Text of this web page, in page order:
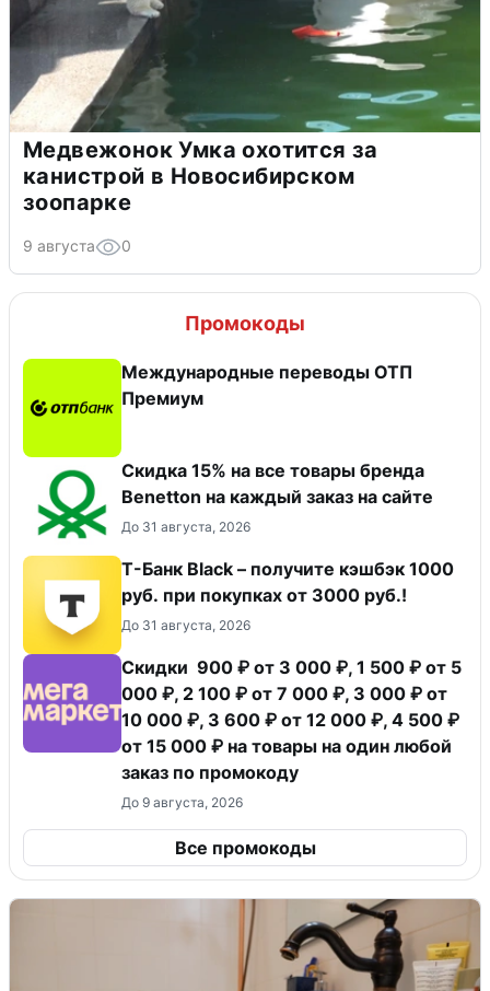
Медвежонок Умка охотится за
канистрой в Новосибирском
зоопарке
9 августа 0
Промокоды
Международные переводы ОТП
Премиум
Скидка 15% на все товары бренда
Benetton на каждый заказ на сайте
До 31 августа, 2026
Т-Банк Black – получите кэшбэк 1000
руб. при покупках от 3000 руб.!
До 31 августа, 2026
Скидки 900 ₽ от 3 000 ₽, 1 500 ₽ от 5
000 ₽, 2 100 ₽ от 7 000 ₽, 3 000 ₽ от
10 000 ₽, 3 600 ₽ от 12 000 ₽, 4 500 ₽
от 15 000 ₽ на товары на один любой
заказ по промокоду
До 9 августа, 2026
Все промокоды